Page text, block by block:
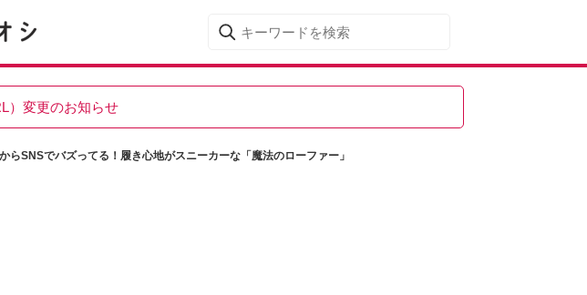
）変更のお知らせ
らSNSでバズってる！履き心地がスニーカーな「魔法のローファー」